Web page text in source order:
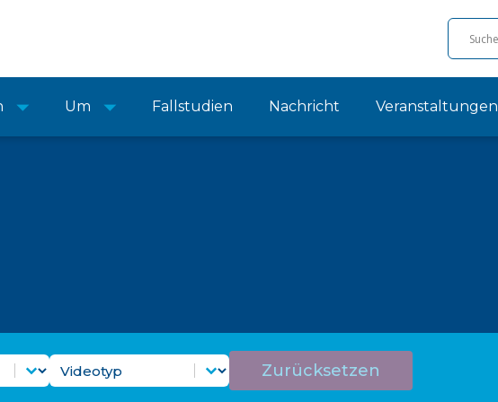
Um Fallstudien Nachricht Veranstaltungen
Videotypenfilter
Inhalt auswählen Zurücksetzen